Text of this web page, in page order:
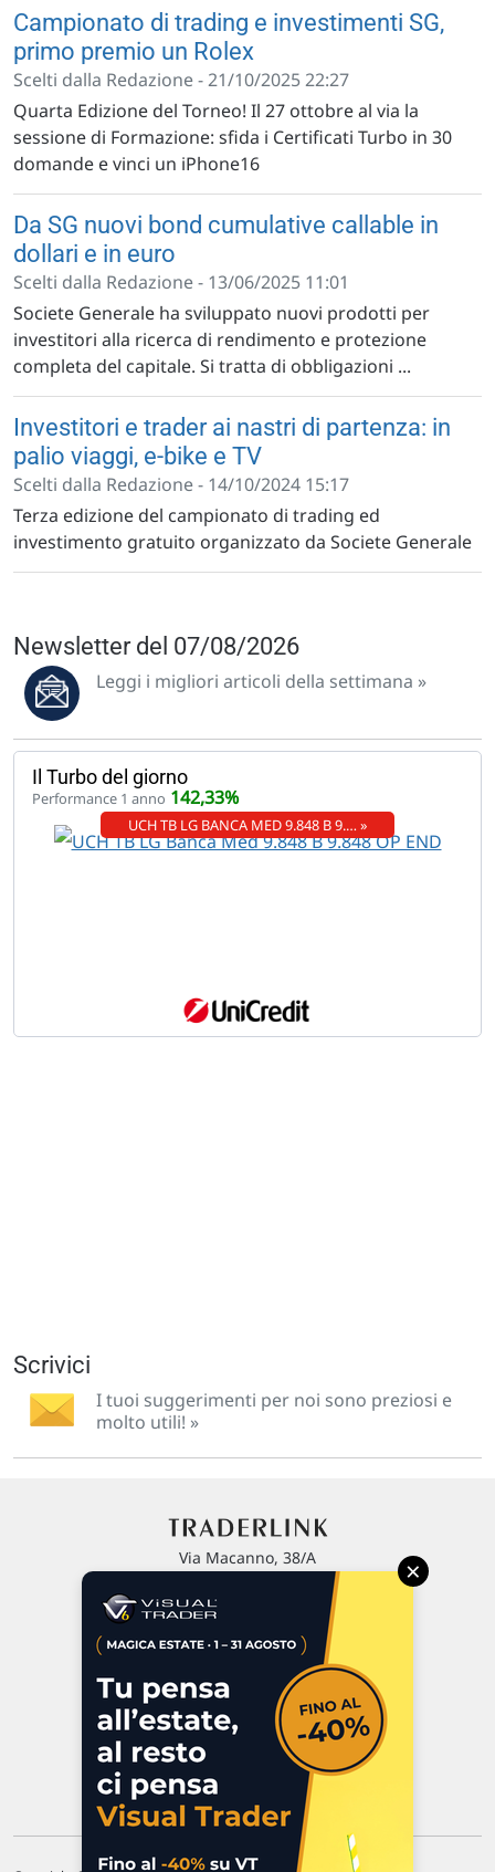
Campionato di trading e investimenti SG,
primo premio un Rolex
Scelti dalla Redazione - 21/10/2025 22:27
Quarta Edizione del Torneo! Il 27 ottobre al via la
sessione di Formazione: sfida i Certificati Turbo in 30
domande e vinci un iPhone16
Da SG nuovi bond cumulative callable in
dollari e in euro
Scelti dalla Redazione - 13/06/2025 11:01
Societe Generale ha sviluppato nuovi prodotti per
investitori alla ricerca di rendimento e protezione
completa del capitale. Si tratta di obbligazioni ...
Investitori e trader ai nastri di partenza: in
palio viaggi, e-bike e TV
Scelti dalla Redazione - 14/10/2024 15:17
Terza edizione del campionato di trading ed
investimento gratuito organizzato da Societe Generale
Newsletter del 07/08/2026
Leggi i migliori articoli della settimana »
Il Turbo del giorno
Performance 1 anno 142,33%
UCH TB LG BANCA MED 9.848 B 9.… »
Scrivici
I tuoi suggerimenti per noi sono preziosi e
molto utili! »
Via Macanno, 38/A
P.IVA 02 452 460 401
Commenti e segnalazioni
Contattaci
×